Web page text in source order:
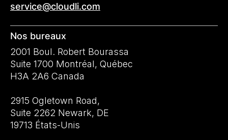
service@cloudli.com
Nos bureaux
2001 Boul. Robert Bourassa
Suite 1700 Montréal, Québec
H3A 2A6 Canada
2915 Ogletown Road,
Suite 2262 Newark, DE
19713 États-Unis